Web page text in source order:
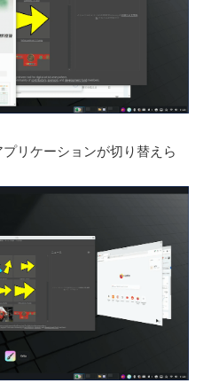
リケーションが切り替えら